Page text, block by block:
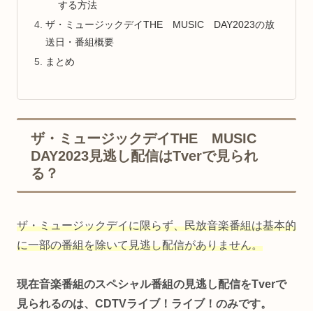
する方法
ザ・ミュージックデイTHE MUSIC DAY2023の放
送日・番組概要
まとめ
ザ・ミュージックデイTHE MUSIC
DAY2023見逃し配信はTverで見られ
る？
ザ・ミュージックデイに限らず、民放音楽番組は基本的
に一部の番組を除いて見逃し配信がありません。
現在音楽番組のスペシャル番組の見逃し配信をTverで
見られるのは、CDTVライブ！ライブ！のみです。